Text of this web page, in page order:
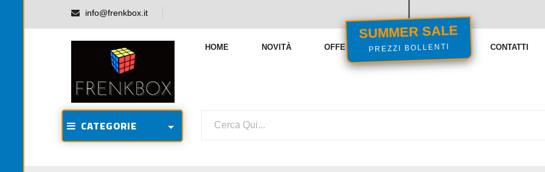
SUMMER SALE
PREZZI BOLLENTI
info@frenkbox.it
HOME NOVITÀ OFFERTE VENDITE FLASH CONTATTI
CATEGORIE